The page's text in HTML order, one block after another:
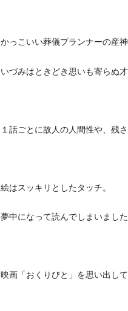
かっこいい葬儀プランナーの産
いづみはときどき思いも寄らぬ
１話ごとに故人の人間性や、残
絵はスッキリとしたタッチ。
夢中になって読んでしまいました
映画「おくりびと」を思い出して